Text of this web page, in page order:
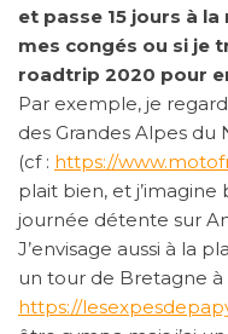
et passe 15 jours à
mes congés ou si je
roadtrip 2020 pour
Par exemple, je
des Grandes Alpes du
(cf : https://
plait bien, et
journée détente sur
J’envisage aussi à la
un tour de Bretagne à
https://